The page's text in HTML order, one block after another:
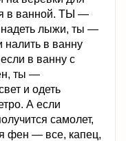
в ванной. ТЫ —
лыжи, ты —
в ванну
в ванну с
ты —
и одеть
А если
самолет,
фен — все, капец,